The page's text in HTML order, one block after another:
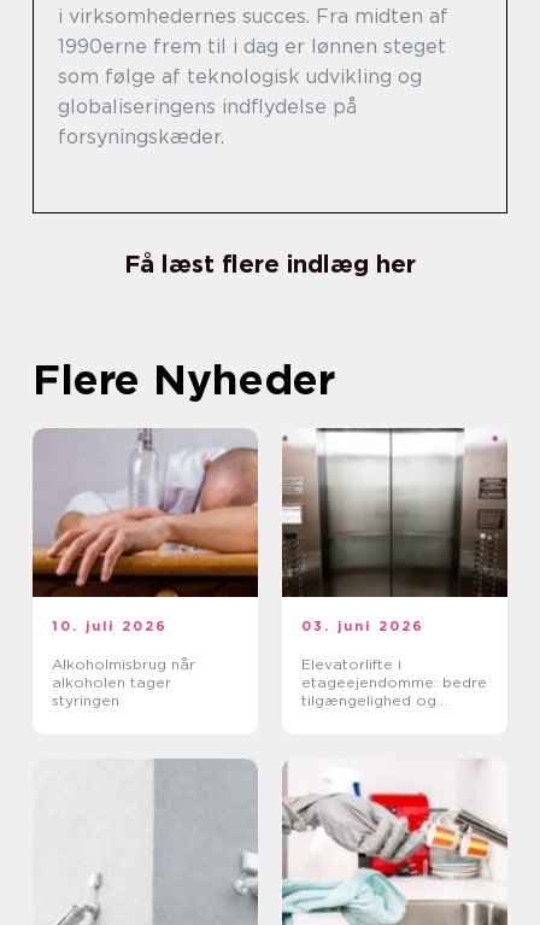
i virksomhedernes succes. Fra midten af
1990erne frem til i dag er lønnen steget
som følge af teknologisk udvikling og
globaliseringens indflydelse på
forsyningskæder.
Få læst flere indlæg her
Flere Nyheder
10. juli 2026
Alkoholmisbrug når
alkoholen tager
styringen
03. juni 2026
Elevatorlifte i
etageejendomme: bedre
tilgængelighed og